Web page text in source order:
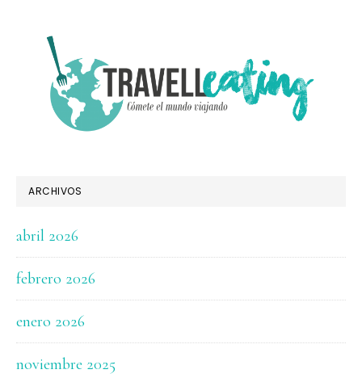
FOOTER
ARCHIVOS
abril 2026
febrero 2026
enero 2026
noviembre 2025